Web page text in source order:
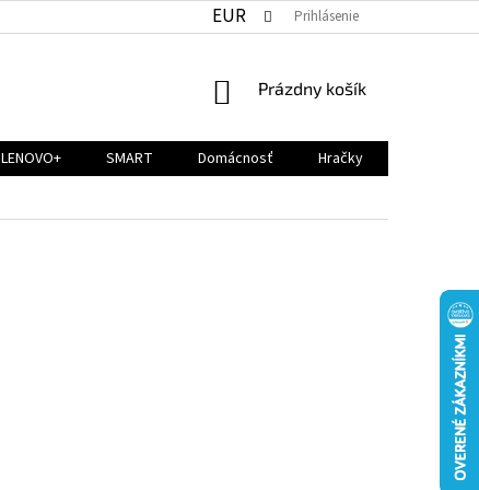
EUR Prihlásenie
NÁKUPNÝ
Prázdny košík
LENOVO+ SMART Domácnosť
Hračky